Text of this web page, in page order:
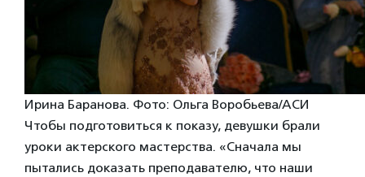
Ирина Баранова. Фото: Ольга Воробьева/АСИ
Чтобы подготовиться к показу, девушки брали
уроки актерского мастерства. «Сначала мы
пытались доказать преподавателю, что наши